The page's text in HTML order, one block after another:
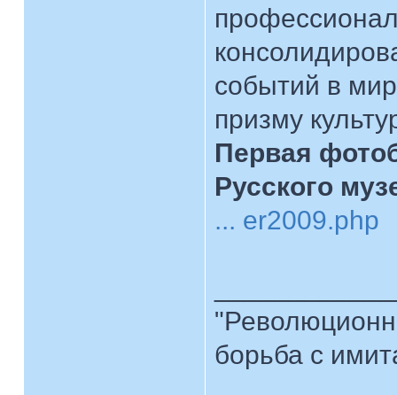
событий в
призму
Первая
Русского
... er2009.php
борьба с